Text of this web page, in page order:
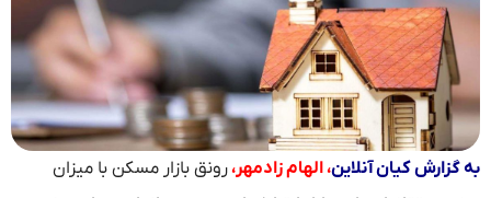
به گزارش کیان آنلاین، الهام زادمهر،رونق بازار مسکن با میزان